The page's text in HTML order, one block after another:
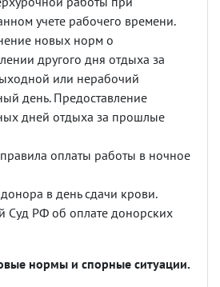
учете рабочего времени.
новых норм о
другого дня отдыха за
или нерабочий
день. Предоставление
дней отдыха за прошлые
оплаты работы в ночное
в день сдачи крови.
Суд РФ об оплате донорских
нормы и спорные ситуации.